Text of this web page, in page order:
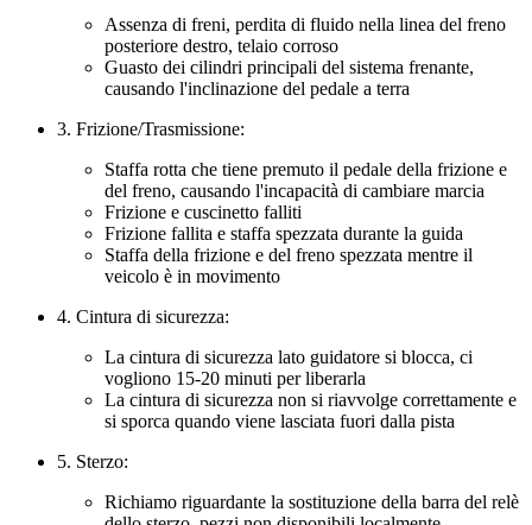
Assenza di freni, perdita di fluido nella linea del freno
posteriore destro, telaio corroso
Guasto dei cilindri principali del sistema frenante,
causando l'inclinazione del pedale a terra
3. Frizione/Trasmissione:
Staffa rotta che tiene premuto il pedale della frizione e
del freno, causando l'incapacità di cambiare marcia
Frizione e cuscinetto falliti
Frizione fallita e staffa spezzata durante la guida
Staffa della frizione e del freno spezzata mentre il
veicolo è in movimento
4. Cintura di sicurezza:
La cintura di sicurezza lato guidatore si blocca, ci
vogliono 15-20 minuti per liberarla
La cintura di sicurezza non si riavvolge correttamente e
si sporca quando viene lasciata fuori dalla pista
5. Sterzo:
Richiamo riguardante la sostituzione della barra del relè